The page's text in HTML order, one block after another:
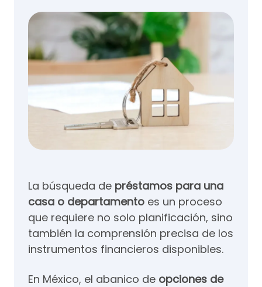
La búsqueda de préstamos para una
casa o departamento es un proceso
que requiere no solo planificación, sino
también la comprensión precisa de los
instrumentos financieros disponibles.
En México, el abanico de opciones de